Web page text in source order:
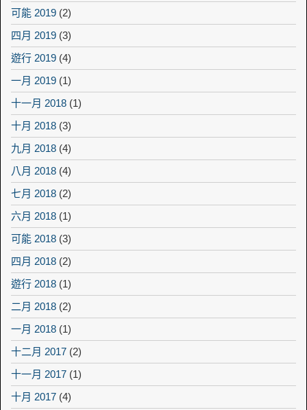
可能 2019 (2)
四月 2019 (3)
遊行 2019 (4)
一月 2019 (1)
十一月 2018 (1)
十月 2018 (3)
九月 2018 (4)
八月 2018 (4)
七月 2018 (2)
六月 2018 (1)
可能 2018 (3)
四月 2018 (2)
遊行 2018 (1)
二月 2018 (2)
一月 2018 (1)
十二月 2017 (2)
十一月 2017 (1)
十月 2017 (4)